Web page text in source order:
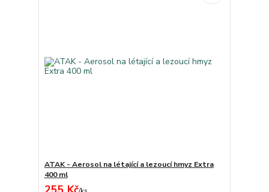
ATAK - Aerosol na létající a lezoucí hmyz Extra
400 ml